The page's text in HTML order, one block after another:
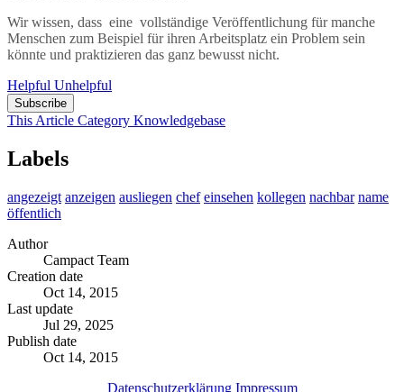
Wir wissen, dass eine vollständige Veröffentlichung für manche
Menschen zum Beispiel für ihren Arbeitsplatz ein Problem sein
könnte und praktizieren das ganz bewusst nicht.
Helpful Unhelpful
Subscribe
This Article Category Knowledgebase
Labels
angezeigt anzeigen ausliegen chef einsehen kollegen nachbar name
öffentlich
Author
Campact Team
Creation date
Oct 14, 2015
Last update
Jul 29, 2025
Publish date
Oct 14, 2015
Datenschutzerklärung Impressum